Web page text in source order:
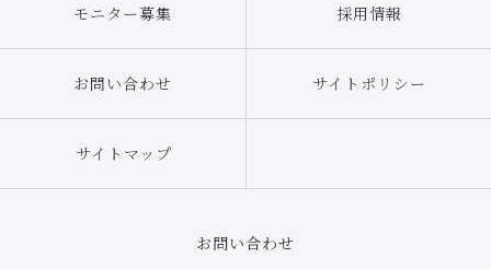
当ウェブサイトではお客さまのプライバシーや個人情報を守ることに最大限
トであっても、本院の管理下にないサイトでは、本院にてお客さまの個人情
そのようなサイトが独自にお客さまの個人情報を収集したり、掲示板の書き
モニター募集 採用情報
お問い合わせ サイトポリシー
サイトマップ
お問い合わせ